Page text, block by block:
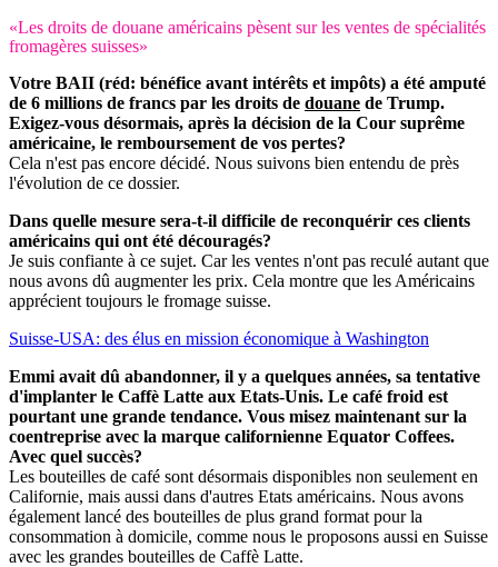
«Les droits de douane américains pèsent sur les ventes de spécialités
fromagères suisses»
Votre BAII (réd: bénéfice avant intérêts et impôts) a été amputé
de 6 millions de francs par les droits de douane de Trump.
Exigez-vous désormais, après la décision de la Cour suprême
américaine, le remboursement de vos pertes?
Cela n'est pas encore décidé. Nous suivons bien entendu de près
l'évolution de ce dossier.
Dans quelle mesure sera-t-il difficile de reconquérir ces clients
américains qui ont été découragés?
Je suis confiante à ce sujet. Car les ventes n'ont pas reculé autant que
nous avons dû augmenter les prix. Cela montre que les Américains
apprécient toujours le fromage suisse.
Suisse-USA: des élus en mission économique à Washington
Emmi avait dû abandonner, il y a quelques années, sa tentative
d'implanter le Caffè Latte aux Etats-Unis. Le café froid est
pourtant une grande tendance. Vous misez maintenant sur la
coentreprise avec la marque californienne Equator Coffees.
Avec quel succès?
Les bouteilles de café sont désormais disponibles non seulement en
Californie, mais aussi dans d'autres Etats américains. Nous avons
également lancé des bouteilles de plus grand format pour la
consommation à domicile, comme nous le proposons aussi en Suisse
avec les grandes bouteilles de Caffè Latte.